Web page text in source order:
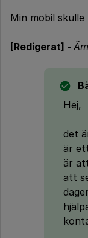
Min mobil
[Redigerat] -
Hej,
det
är
är
att